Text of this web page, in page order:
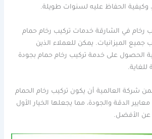
وكيفية الحفاظ عليه لسنوات طويلة.
رخام في الشارقة خدمات تركيب رخام حمام
الميزانيات. يمكن للعملاء الذين
الحصول على خدمة تركيب رخام حمام بجودة
للغاية.
شركة العالمية أن يكون تركيب رخام الحمام
الدقة والجودة، مما يجعلها الخيار الأول
عن الأفضل.